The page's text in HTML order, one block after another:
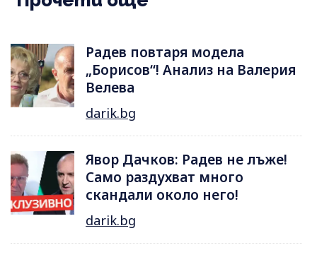
Радев повтаря модела
„Борисов“! Анализ на Валерия
Велева
darik.bg
Явор Дачков: Радев не лъже!
Само раздухват много
скандали около него!
darik.bg